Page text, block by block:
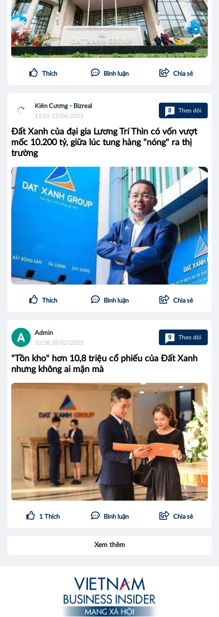
Thích Bình luận Chia sẻ
Kiên Cương - Bizreal
11:15 12/06/2025
8 Theo dõi
Đất Xanh của đại gia Lương Trí Thìn có vốn vượt
mốc 10.200 tỷ, giữa lúc tung hàng "nóng" ra thị
trường
Thích Bình luận Chia sẻ
Admin
10:58 28/02/2025
9 Theo dõi
"Tồn kho" hơn 10,8 triệu cổ phiếu của Đất Xanh
nhưng không ai mặn mà
1 Thích Bình luận Chia sẻ
Xem thêm